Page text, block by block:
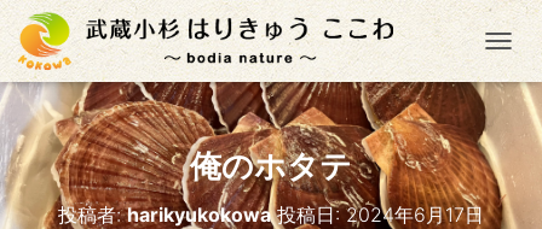
ナ
俺のホタテ
投稿者:harikyukokowa投稿日:2024年6月17日